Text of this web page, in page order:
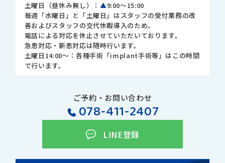
土曜日（昼休み無し）： ▲9:00～15:00
毎週「水曜日」と「土曜日」はスタッフの受付業務の改
善およびスタッフの交代休暇導入のため、
電話による対応を休止させていただいております。
急患対応・新患対応は随時行います。
土曜日14:00～：各種手術「implant手術等」はこの時間
で行います。
ご予約・お問い合わせ
078-411-2407
LINE登録